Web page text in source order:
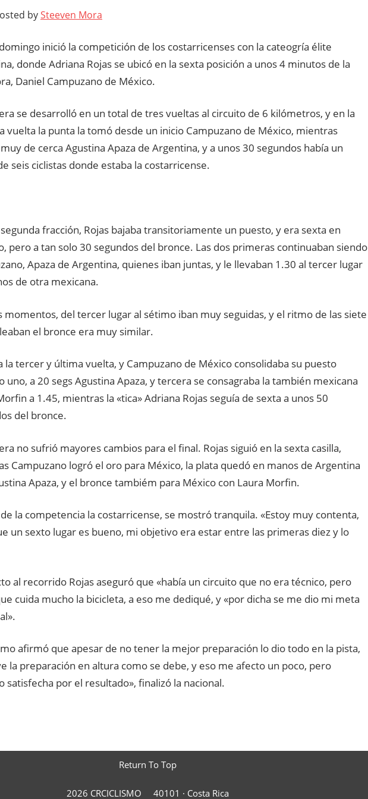
bySteeven Mora
inició la competición de los costarricenses con la cateogría élite
donde Adriana Rojas se ubicó en la sexta posición a unos 4 minutos de la
Daniel Campuzano de México.
se desarrolló en un total de tres vueltas al circuito de 6 kilómetros, y en la
vuelta la punta la tomó desde un inicio Campuzano de México, mientras
de cerca Agustina Apaza de Argentina, y a unos 30 segundos había un
seis ciclistas donde estaba la costarricense.
segunda fracción, Rojas bajaba transitoriamente un puesto, y era sexta en
pero a tan solo 30 segundos del bronce. Las dos primeras continuaban siendo
Apaza de Argentina, quienes iban juntas, y le llevaban 1.30 al tercer lugar
de otra mexicana.
momentos, del tercer lugar al sétimo iban muy seguidas, y el ritmo de las siete
el bronce era muy similar.
la tercer y última vuelta, y Campuzano de México consolidaba su puesto
uno, a 20 segs Agustina Apaza, y tercera se consagraba la también mexicana
a 1.45, mientras la «tica» Adriana Rojas seguía de sexta a unos 50
del bronce.
no sufrió mayores cambios para el final. Rojas siguió en la sexta casilla,
Campuzano logró el oro para México, la plata quedó en manos de Argentina
Apaza, y el bronce tambiém para México con Laura Morfin.
la competencia la costarricense, se mostró tranquila. «Estoy muy contenta,
un sexto lugar es bueno, mi objetivo era estar entre las primeras diez y lo
al recorrido Rojas aseguró que «había un circuito que no era técnico, pero
cuida mucho la bicicleta, a eso me dediqué, y «por dicha se me dio mi meta
afirmó que apesar de no tener la mejor preparación lo dio todo en la pista,
la preparación en altura como se debe, y eso me afecto un poco, pero
satisfecha por el resultado», finalizó la nacional.
Return To Top
2026 CRCICLISMO 40101 · Costa Rica